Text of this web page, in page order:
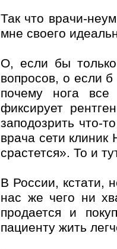
Так что врачи-
мне своего
О, если бы только
вопросов, о если
почему нога все
фиксирует
заподозрить что-
врача сети
срастется». То и
В России, кстати,
нас же чего ни
продается и
пациенту жить